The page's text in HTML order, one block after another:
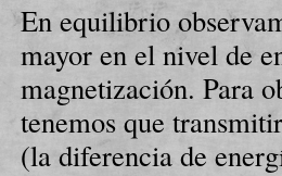
En equilibrio
mayor en el nivel de
magnetización. Para
te­ne­mos que
(la di­fe­ren­cia de